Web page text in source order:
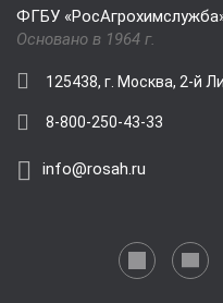
ФГБУ
Основано в 1964 г.
125438, г. Москва, 2-й
8-800-250-43-33
info@rosah.ru